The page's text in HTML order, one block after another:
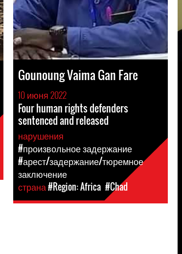
Gounoung Vaima Gan Fare
10 июня 2022
Four human rights defenders
sentenced and released
нарушения
#произвольное задержание
#арест/задержание/тюремное
заключение
страна#Region: Africa #Chad